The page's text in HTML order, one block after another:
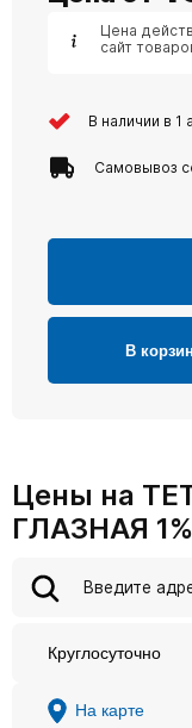
Цена
сайт
В наличии в 1
Самовывоз
В
Цены на
ГЛАЗНАЯ
Круглосуточно
На карте